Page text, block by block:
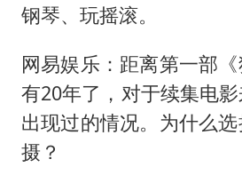
钢琴、玩摇滚。
网易娱乐：距离第一部
有20年了，对于续集电
出现过的情况。为什么
摄？